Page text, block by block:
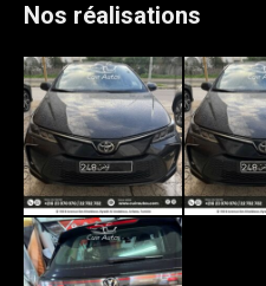
Nos réalisations